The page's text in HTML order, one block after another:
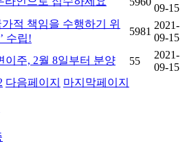
09-15
적 책임을 수행하기 위
수립!
5981
2021-
09-15
이주, 2월 8일부터 분양 55
2021-
09-15
다음페이지 마지막페이지